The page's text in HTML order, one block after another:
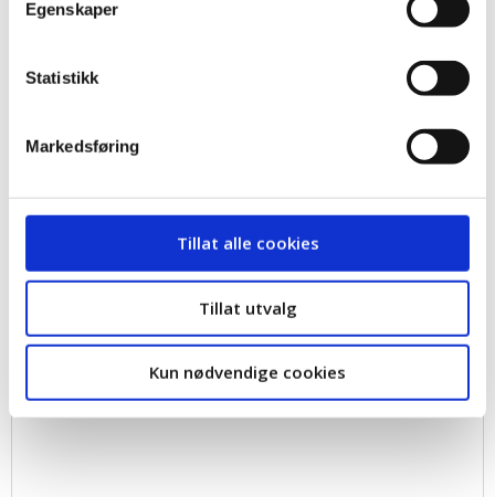
Egenskaper
Statistikk
Markedsføring
Tillat alle cookies
Tillat utvalg
Kun nødvendige cookies